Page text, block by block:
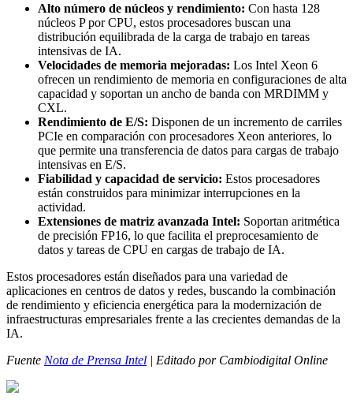
Alto número de núcleos y rendimiento: Con hasta 128
núcleos P por CPU, estos procesadores buscan una
distribución equilibrada de la carga de trabajo en tareas
intensivas de IA.
Velocidades de memoria mejoradas: Los Intel Xeon 6
ofrecen un rendimiento de memoria en configuraciones de alta
capacidad y soportan un ancho de banda con MRDIMM y
CXL.
Rendimiento de E/S: Disponen de un incremento de carriles
PCIe en comparación con procesadores Xeon anteriores, lo
que permite una transferencia de datos para cargas de trabajo
intensivas en E/S.
Fiabilidad y capacidad de servicio: Estos procesadores
están construidos para minimizar interrupciones en la
actividad.
Extensiones de matriz avanzada Intel: Soportan aritmética
de precisión FP16, lo que facilita el preprocesamiento de
datos y tareas de CPU en cargas de trabajo de IA.
Estos procesadores están diseñados para una variedad de
aplicaciones en centros de datos y redes, buscando la combinación
de rendimiento y eficiencia energética para la modernización de
infraestructuras empresariales frente a las crecientes demandas de la
IA.
Fuente Nota de Prensa Intel | Editado por Cambiodigital Online